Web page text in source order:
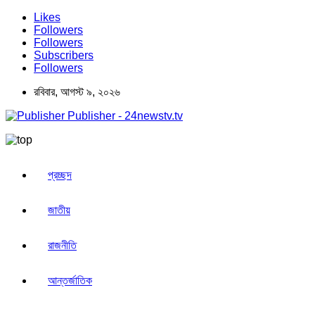
Likes
Followers
Followers
Subscribers
Followers
রবিবার, আগস্ট ৯, ২০২৬
Publisher - 24newstv.tv
প্রচ্ছদ
জাতীয়
রাজনীতি
আন্তর্জাতিক